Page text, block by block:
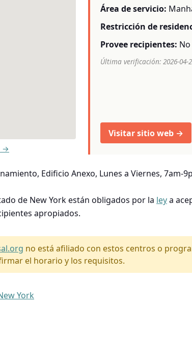
→
Área de servicio:
Restricción de
Provee recipientes: No
Última verificación: 2026-04-
Visitar sitio web →
Edificio Anexo, Lunes a Viernes, 7am-
de New York están obligados por la leya
apropiados.
no está afiliado con estos centros o
el horario y los requisitos.
York